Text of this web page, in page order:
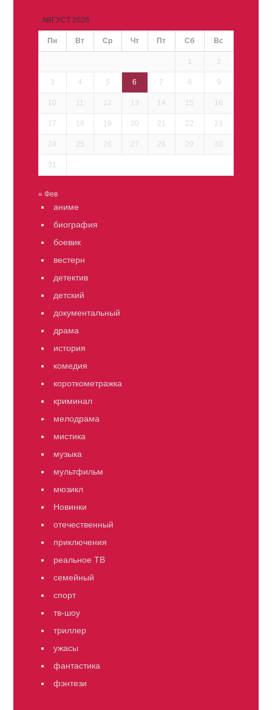
АВГУСТ 2026
Пн Вт Ср Чт Пт Сб Вс
1 2
3 4 5 6 7 8 9
10 11 12 13 14 15 16
17 18 19 20 21 22 23
24 25 26 27 28 29 30
31
« Фев
аниме
биография
боевик
вестерн
детектив
детский
документальный
драма
история
комедия
короткометражка
криминал
мелодрама
мистика
музыка
мультфильм
мюзикл
Новинки
отечественный
приключения
реальное ТВ
семейный
спорт
тв-шоу
триллер
ужасы
фантастика
фэнтези